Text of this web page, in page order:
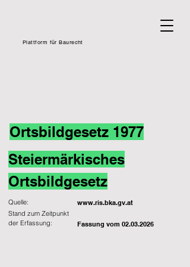
Plattform für Baurecht
Ortsbildgesetz 1977
Steiermärkisches
Ortsbildgesetz
Quelle: www.ris.bka.gv.at
Fassung vom 02.03.2026
Stand zum Zeitpunkt
der Erfassung: